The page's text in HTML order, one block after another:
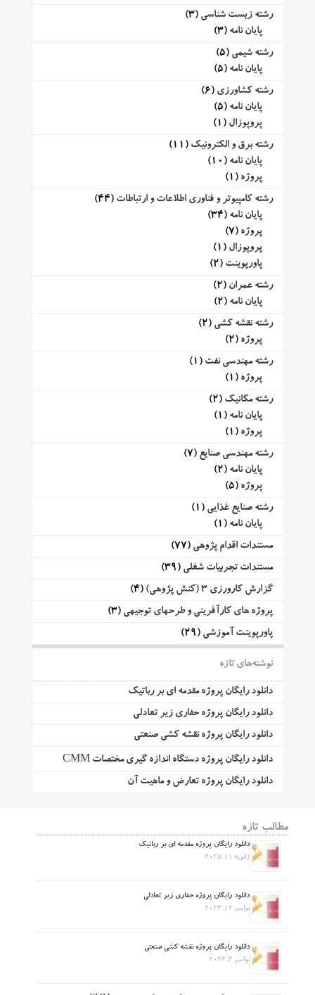
رشته زیست شناسی (3)
پایان نامه (3)
رشته شیمی (5)
پایان نامه (5)
رشته کشاورزی (6)
پایان نامه (5)
پروپوزال (1)
رشته برق و الکترونیک (11)
پایان نامه (10)
پروژه (1)
رشته کامپیوتر و فناوری اطلاعات و ارتباطات (44)
پایان نامه (34)
پروژه (7)
پروپوزال (1)
پاورپوینت (2)
رشته عمران (2)
پایان نامه (2)
رشته نقشه کشی (2)
پروژه (2)
رشته مهندسی نفت (1)
پروژه (1)
رشته مکانیک (2)
پایان نامه (1)
پروژه (1)
رشته مهندسی صنایع (7)
پایان نامه (2)
پروژه (5)
رشته صنایع غذایی (1)
پایان نامه (1)
مستندات اقدام پژوهی (77)
مستندات تجربیات شغلی (39)
گزارش کارورزی 3 (کنش پژوهی)
(4)
پروژه های کارآفرینی و طرحهای توجیهی (3)
پاورپوینت آموزشی (29)
نوشته‌های تازه
دانلود رایگان پروژه مقدمه ای بر رباتیک
دانلود رایگان پروژه حفاری زیر تعادلی
دانلود رایگان پروژه نقشه کشی صنعتی
دانلود رایگان پروژه دستگاه اندازه گیری مختصات CMM
دانلود رایگان پروژه تعارض و ماهیت آن
مطالب تازه
دانلود رایگان پروژه مقدمه ای بر رباتیک
ژانویه 11, 2025
دانلود رایگان پروژه حفاری زیر تعادلی
نوامبر 12, 2024
دانلود رایگان پروژه نقشه کشی صنعتی
نوامبر 4, 2024